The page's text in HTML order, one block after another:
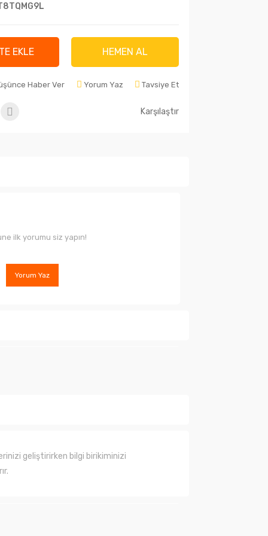
EKLE HEMEN AL
Haber Ver Yorum Yaz Tavsiye Et
Karşılaştır
ilk yorumu siz yapın!
Yorum Yaz
geliştirirken bilgi birikiminizi